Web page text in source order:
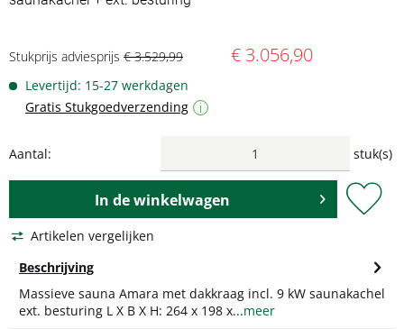
Stukprijs adviesprijs € 3.529,99 € 3.056,90
Levertijd: 15-27 werkdagen
Gratis Stukgoedverzending
i
Aantal: stuk(s)
In dewinkelwagen
Artikelen vergelijken
Beschrijving
Massieve sauna Amara met dakkraag incl. 9 kW saunakachel
ext. besturing L X B X H: 264 x 198 x...meer